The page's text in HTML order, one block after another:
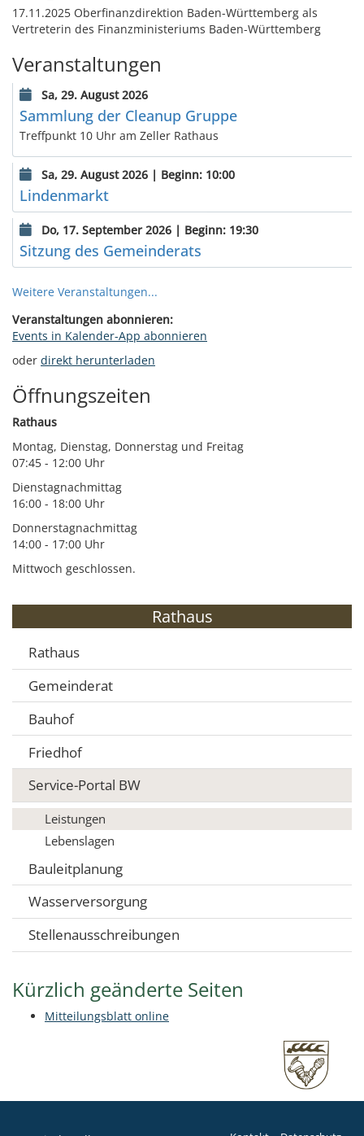
17.11.2025 Oberfinanzdirektion Baden-Württemberg als
Vertreterin des Finanzministeriums Baden-Württemberg
Veranstaltungen
Sa, 29. August 2026
Sammlung der Cleanup Gruppe
Treffpunkt 10 Uhr am Zeller Rathaus
Sa, 29. August 2026 | Beginn: 10:00
Lindenmarkt
Do, 17. September 2026 | Beginn: 19:30
Sitzung des Gemeinderats
Weitere Veranstaltungen...
Veranstaltungen abonnieren:
Events in Kalender-App abonnieren
oder direkt herunterladen
Öffnungszeiten
Rathaus
Montag, Dienstag, Donnerstag und Freitag
07:45 - 12:00 Uhr
Dienstagnachmittag
16:00 - 18:00 Uhr
Donnerstagnachmittag
14:00 - 17:00 Uhr
Mittwoch geschlossen.
Rathaus
Rathaus
Gemeinderat
Bauhof
Friedhof
Service-Portal BW
Leistungen
Lebenslagen
Bauleitplanung
Wasserversorgung
Stellenausschreibungen
Kürzlich geänderte Seiten
Mitteilungsblatt online